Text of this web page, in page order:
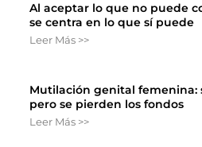
Al aceptar lo que no puede
se centra en lo que sí puede
Leer Más >>
Mutilación genital femenina:
pero se pierden los fondos
Leer Más >>